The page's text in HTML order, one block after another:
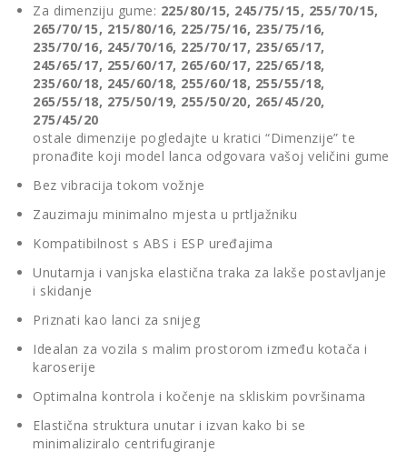
Za dimenziju gume: 225/80/15, 245/75/15, 255/70/15,
265/70/15, 215/80/16, 225/75/16, 235/75/16,
235/70/16, 245/70/16, 225/70/17, 235/65/17,
245/65/17, 255/60/17, 265/60/17, 225/65/18,
235/60/18, 245/60/18, 255/60/18, 255/55/18,
265/55/18, 275/50/19, 255/50/20, 265/45/20,
275/45/20
ostale dimenzije pogledajte u kratici “Dimenzije” te
pronađite koji model lanca odgovara vašoj veličini gume
Bez vibracija tokom vožnje
Zauzimaju minimalno mjesta u prtljažniku
Kompatibilnost s ABS i ESP uređajima
Unutarnja i vanjska elastična traka za lakše postavljanje
i skidanje
Priznati kao lanci za snijeg
Idealan za vozila s malim prostorom između kotača i
karoserije
Optimalna kontrola i kočenje na skliskim površinama
Elastična struktura unutar i izvan kako bi se
minimaliziralo centrifugiranje